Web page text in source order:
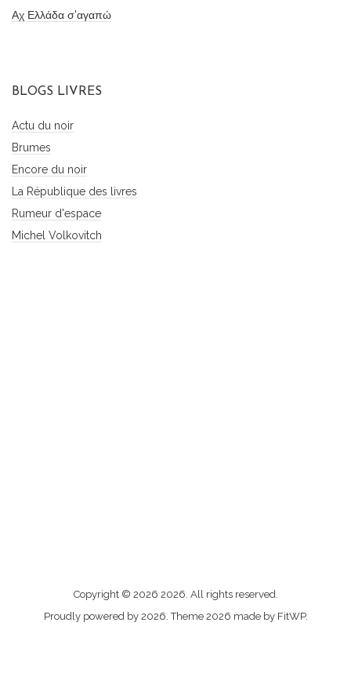
Αχ Ελλάδα σ'αγαπώ
BLOGS LIVRES
Actu du noir
Brumes
Encore du noir
La République des livres
Rumeur d'espace
Michel Volkovitch
contacter
Copyright © 2026 2026. All rights reserved.
Proudly powered by 2026. Theme 2026 made by FitWP.